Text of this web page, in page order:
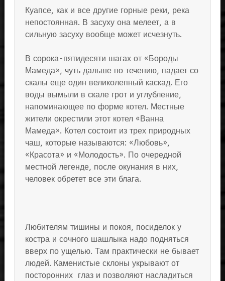
Куапсе, как и все другие горные реки, река
непостоянная. В засуху она мелеет, а в
сильную засуху вообще может исчезнуть.
В сорока-пятидесяти шагах от «Бороды
Мамеда», чуть дальше по течению, падает со
скалы еще один великолепный каскад. Его
воды вымыли в скале грот и углубление,
напоминающее по форме котел. Местные
жители окрестили этот котел «Ванна
Мамеда». Котел состоит из трех природных
чаш, которые называются: «Любовь»,
«Красота» и «Молодость». По очередной
местной легенде, после окунания в них,
человек обретет все эти блага.
Любителям тишины и покоя, посиделок у
костра и сочного шашлыка надо подняться
вверх по ущелью. Там практически не бывает
людей. Каменистые склоны укрывают от
посторонних глаз и позволяют насладиться